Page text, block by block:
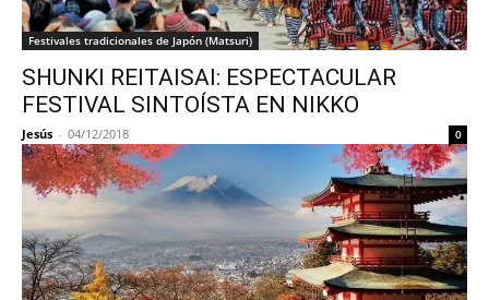
Festivales tradicionales de Japón (Matsuri)
SHUNKI REITAISAI: ESPECTACULAR
FESTIVAL SINTOÍSTA EN NIKKO
Jesús - 04/12/2018 0